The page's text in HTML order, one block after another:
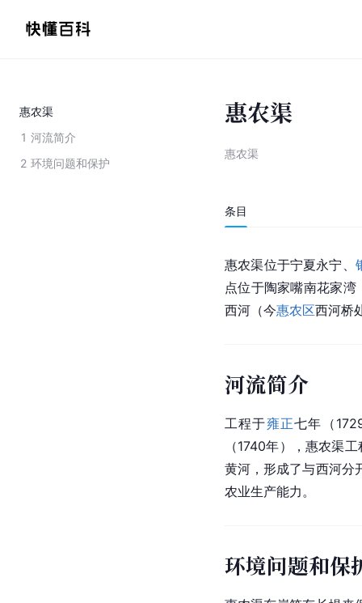
惠农渠
1 河流简介
2 环境问题和保护
惠农渠
惠农渠
条目
惠农渠位于宁夏永宁、
点位于陶家嘴南花家
西河（今惠农区西河桥
河流简介
工程于雍正七年（
（1740年），惠农渠
黄河，形成了与西河分
农业生产能力。
环境问题和保